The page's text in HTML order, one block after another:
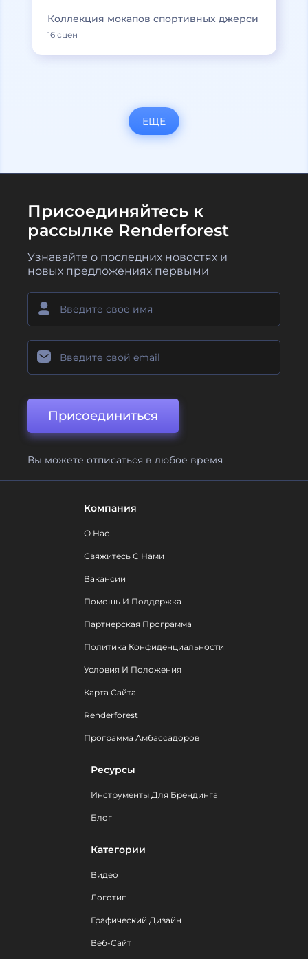
Коллекция мокапов спортивных джерси
16 сцен
ЕЩЕ
Присоединяйтесь к
рассылке Renderforest
Узнавайте о последних новостях и
новых предложениях первыми
Присоединиться
Вы можете отписаться в любое время
Компания
О Нас
Свяжитесь С Нами
Вакансии
Помощь И Поддержка
Партнерская Программа
Политика Конфиденциальности
Условия И Положения
Карта Сайта
Renderforest
Программа Амбассадоров
Ресурсы
Инструменты Для Брендинга
Блог
Категории
Видео
Логотип
Графический Дизайн
Веб-Сайт